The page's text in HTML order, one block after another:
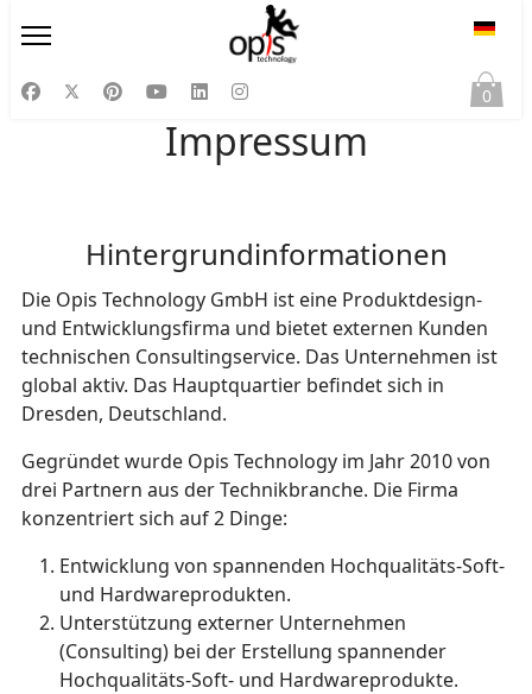
0
Impressum
Hintergrundinformationen
Die Opis Technology GmbH ist eine Produktdesign-
und Entwicklungsfirma und bietet externen Kunden
technischen Consultingservice. Das Unternehmen ist
global aktiv. Das Hauptquartier befindet sich in
Dresden, Deutschland.
Gegründet wurde Opis Technology im Jahr 2010 von
drei Partnern aus der Technikbranche. Die Firma
konzentriert sich auf 2 Dinge:
Entwicklung von spannenden Hochqualitäts-Soft-
und Hardwareprodukten.
Unterstützung externer Unternehmen
(Consulting) bei der Erstellung spannender
Hochqualitäts-Soft- und Hardwareprodukte.